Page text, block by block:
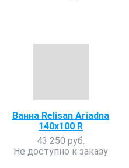
Ванна Relisan Ariadna
140х100 R
43 250 руб.
Не доступно к заказу